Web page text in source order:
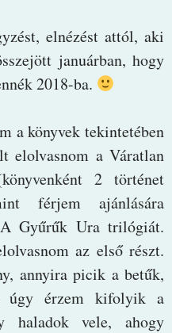
elnézést attól, aki
januárban, hogy
2018-ba.
a könyvek tekintetében
elolvasnom a Váratlan
2 történet
férjem ajánlására
Gyűrűk Ura trilógiát.
az első részt.
annyira picik a betűk,
érzem kifolyik a
haladok vele, ahogy